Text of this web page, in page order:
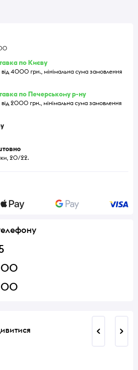
по Києву
від 4000 грн., мінімальна сума замовлення
по Печерському р-ну
2000 грн., мінімальна сума замовлення
20/22.
00
00